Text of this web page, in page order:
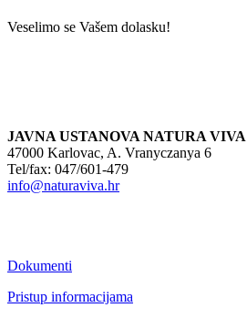
Veselimo se Vašem dolasku!
JAVNA USTANOVA NATURA VIVA
47000 Karlovac, A. Vranyczanya 6
Tel/fax: 047/601-479
info@naturaviva.hr
Dokumenti
Pristup informacijama